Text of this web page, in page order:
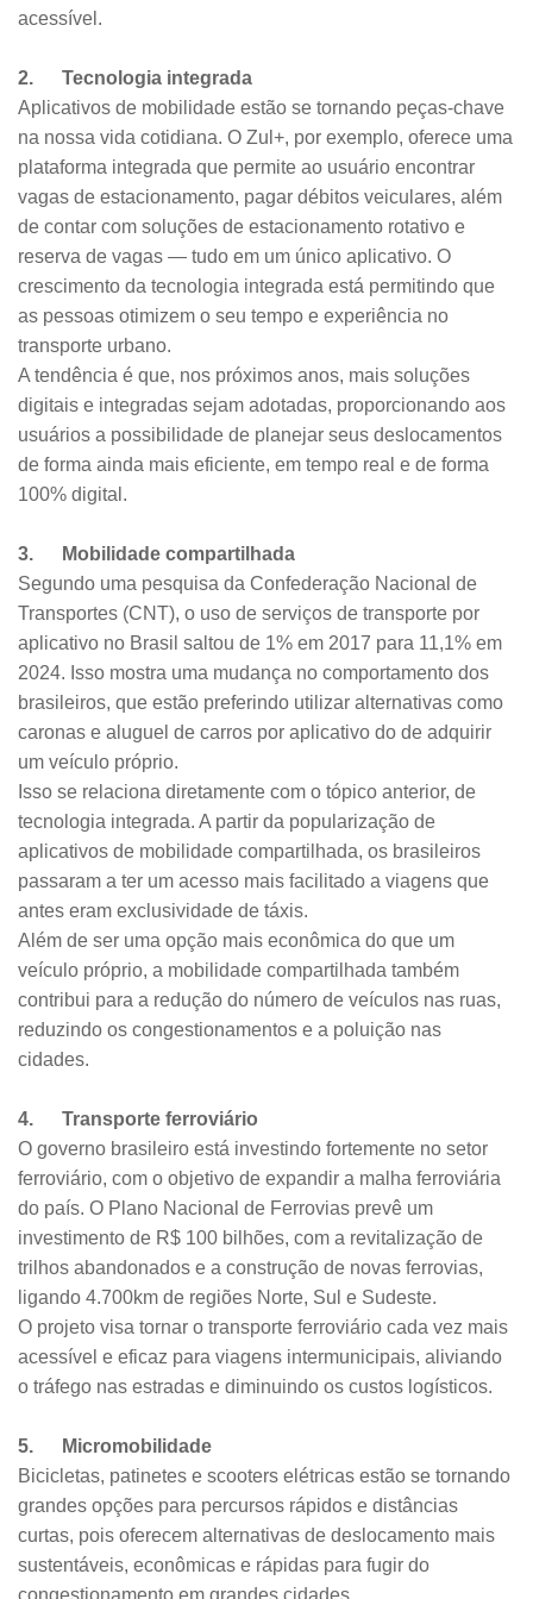
acessível.
2. Tecnologia integrada
Aplicativos de mobilidade estão se tornando peças-chave
na nossa vida cotidiana. O Zul+, por exemplo, oferece uma
plataforma integrada que permite ao usuário encontrar
vagas de estacionamento, pagar débitos veiculares, além
de contar com soluções de estacionamento rotativo e
reserva de vagas — tudo em um único aplicativo. O
crescimento da tecnologia integrada está permitindo que
as pessoas otimizem o seu tempo e experiência no
transporte urbano.
A tendência é que, nos próximos anos, mais soluções
digitais e integradas sejam adotadas, proporcionando aos
usuários a possibilidade de planejar seus deslocamentos
de forma ainda mais eficiente, em tempo real e de forma
100% digital.
3. Mobilidade compartilhada
Segundo uma pesquisa da Confederação Nacional de
Transportes (CNT), o uso de serviços de transporte por
aplicativo no Brasil saltou de 1% em 2017 para 11,1% em
2024. Isso mostra uma mudança no comportamento dos
brasileiros, que estão preferindo utilizar alternativas como
caronas e aluguel de carros por aplicativo do de adquirir
um veículo próprio.
Isso se relaciona diretamente com o tópico anterior, de
tecnologia integrada. A partir da popularização de
aplicativos de mobilidade compartilhada, os brasileiros
passaram a ter um acesso mais facilitado a viagens que
antes eram exclusividade de táxis.
Além de ser uma opção mais econômica do que um
veículo próprio, a mobilidade compartilhada também
contribui para a redução do número de veículos nas ruas,
reduzindo os congestionamentos e a poluição nas
cidades.
4. Transporte ferroviário
O governo brasileiro está investindo fortemente no setor
ferroviário, com o objetivo de expandir a malha ferroviária
do país. O Plano Nacional de Ferrovias prevê um
investimento de R$ 100 bilhões, com a revitalização de
trilhos abandonados e a construção de novas ferrovias,
ligando 4.700km de regiões Norte, Sul e Sudeste.
O projeto visa tornar o transporte ferroviário cada vez mais
acessível e eficaz para viagens intermunicipais, aliviando
o tráfego nas estradas e diminuindo os custos logísticos.
5. Micromobilidade
Bicicletas, patinetes e scooters elétricas estão se tornando
grandes opções para percursos rápidos e distâncias
curtas, pois oferecem alternativas de deslocamento mais
sustentáveis, econômicas e rápidas para fugir do
congestionamento em grandes cidades.